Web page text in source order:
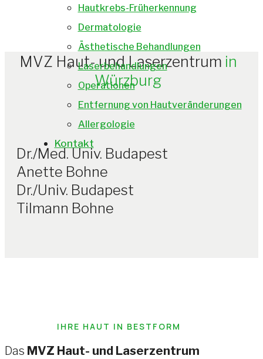
Hautkrebs-Früherkennung
Dermatologie
Ästhetische Behandlungen
Laserbehandlungen
Operationen
Entfernung von Hautveränderungen
Allergologie
Kontakt
MVZ Haut- und Laserzentrum in
Würzburg
Dr./Med. Univ. Budapest
Anette Bohne
Dr./Univ. Budapest
Tilmann Bohne
IHRE HAUT IN BESTFORM
Das MVZ Haut- und Laserzentrum